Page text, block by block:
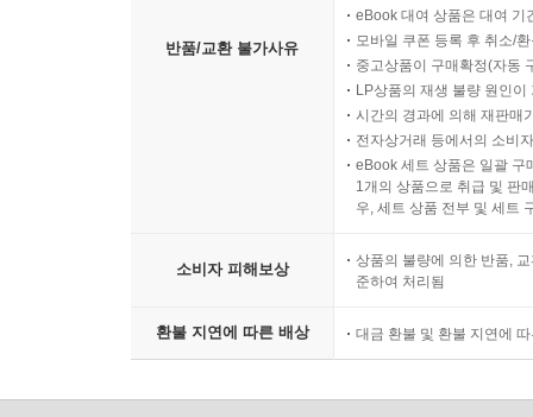
반품/교환 불가사유
eBook 대여 상품은 대여 기
모바일 쿠폰 등록 후 취소/
중고상품이 구매확정(자동
LP상품의 재생 불량 원인
시간의 경과에 의해 재판매
전자상거래 등에서의 소비
eBook 세트 상품은 일괄 구
1개의 상품으로 취급 및 판
우, 세트 상품 전부 및 세트
소비자 피해보상
상품의 불량에 의한 반품,
준하여 처리됨
환불 지연에 따른 배상 대금 환불 및 환불 지연에